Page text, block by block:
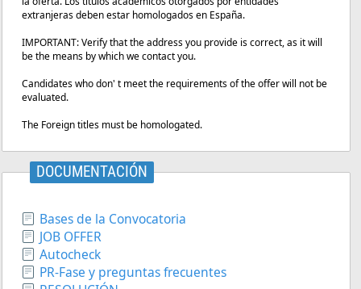
extranjeras deben estar homologados en España.
IMPORTANT: Verify that the address you provide is correct, as it will
be the means by which we contact you.
Candidates who don' t meet the requirements of the offer will not be
evaluated.
The Foreign titles must be homologated.
DOCUMENTACIÓN
Bases de la Convocatoria
JOB OFFER
Autocheck
PR-Fase y preguntas frecuentes